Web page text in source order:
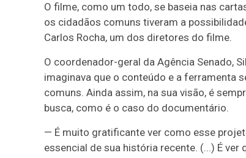
O filme, como um todo, se baseia nas
os cidadãos comuns tiveram a
Carlos Rocha, um dos diretores do filme.
O coordenador-geral da Agência Senado,
imaginava que o conteúdo e a ferramenta
comuns. Ainda assim, na sua visão, é
busca, como é o caso do documentário.
— É muito gratificante ver como esse
essencial de sua história recente. (...) É ver